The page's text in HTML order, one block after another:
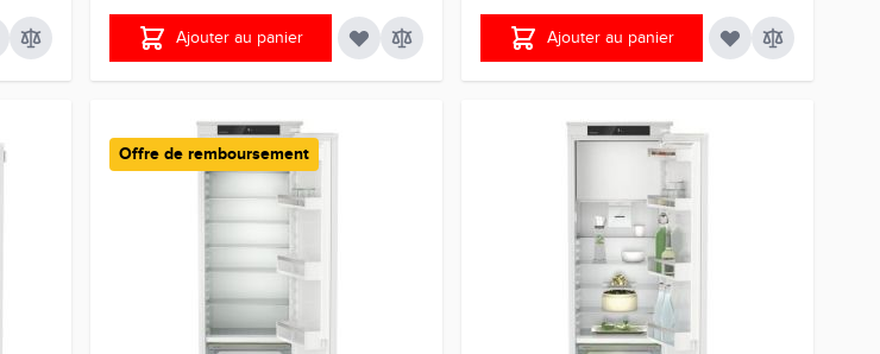
Ajouter au panier Ajouter au panier
Offre de remboursement